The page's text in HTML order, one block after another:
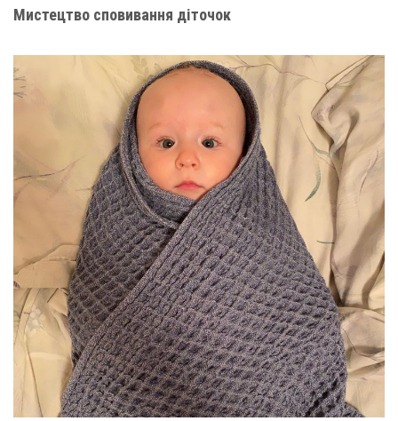
Мистецтво сповивання діточок